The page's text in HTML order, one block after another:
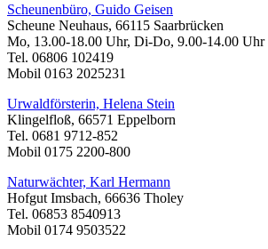
Scheunenbüro, Guido Geisen
Scheune Neuhaus, 66115 Saarbrücken
Mo, 13.00-18.00 Uhr, Di-Do, 9.00-14.00 Uhr
Tel. 06806 102419
Mobil 0163 2025231
Urwaldförsterin, Helena Stein
Klingelfloß, 66571 Eppelborn
Tel. 0681 9712-852
Mobil 0175 2200-800
Naturwächter, Karl Hermann
Hofgut Imsbach, 66636 Tholey
Tel. 06853 8540913
Mobil 0174 9503522